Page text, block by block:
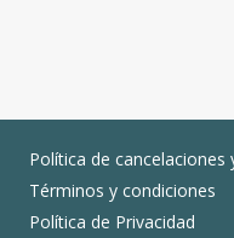
Política de cancelaciones
Términos y condiciones
Política de Privacidad